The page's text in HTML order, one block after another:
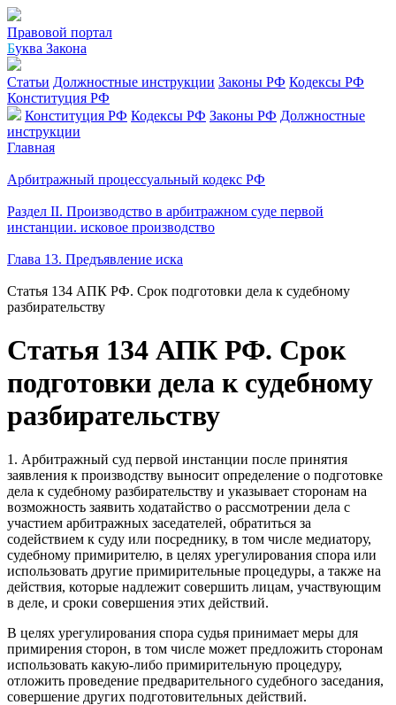
Правовой портал
Буква Закона
Статьи Должностные инструкции Законы РФ Кодексы РФ
Конституция РФ
Конституция РФ Кодексы РФ Законы РФ Должностные
инструкции
Главная
Арбитражный процессуальный кодекс РФ
Раздел II. Производство в арбитражном суде первой
инстанции. исковое производство
Глава 13. Предъявление иска
Статья 134 АПК РФ. Срок подготовки дела к судебному
разбирательству
Статья 134 АПК РФ. Срок
подготовки дела к судебному
разбирательству
1. Арбитражный суд первой инстанции после принятия
заявления к производству выносит определение о подготовке
дела к судебному разбирательству и указывает сторонам на
возможность заявить ходатайство о рассмотрении дела с
участием арбитражных заседателей, обратиться за
содействием к суду или посреднику, в том числе медиатору,
судебному примирителю, в целях урегулирования спора или
использовать другие примирительные процедуры, а также на
действия, которые надлежит совершить лицам, участвующим
в деле, и сроки совершения этих действий.
В целях урегулирования спора судья принимает меры для
примирения сторон, в том числе может предложить сторонам
использовать какую-либо примирительную процедуру,
отложить проведение предварительного судебного заседания,
совершение других подготовительных действий.